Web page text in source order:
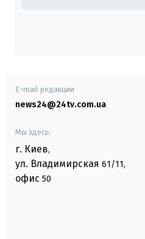
E-mail редакции
news24@24tv.com.ua
Мы здесь:
г. Киев,
ул. Владимирская 61/11,
офис 50